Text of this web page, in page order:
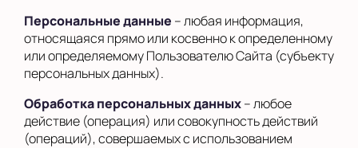
Персональные данные – любая информация,
относящаяся прямо или косвенно к определенному
или определяемому Пользователю Сайта (субъекту
персональных данных).
Обработка персональных данных– любое
действие (операция) или совокупность действий
(операций), совершаемых с использованием